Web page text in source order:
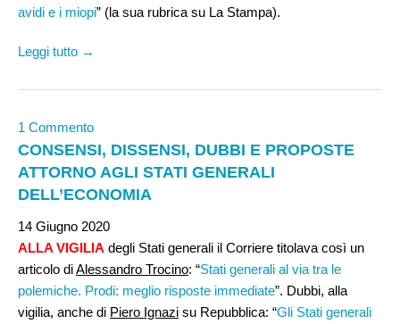
avidi e i miopi” (la sua rubrica su La Stampa).
Leggi tutto →
1 Commento
CONSENSI, DISSENSI, DUBBI E PROPOSTE
ATTORNO AGLI STATI GENERALI
DELL’ECONOMIA
14 Giugno 2020
ALLA VIGILIA degli Stati generali il Corriere titolava così un
articolo diAlessandro Trocino: “Stati generali al via tra le
polemiche. Prodi: meglio risposte immediate”. Dubbi, alla
vigilia, anche di Piero Ignazi su Repubblica: “Gli Stati generali